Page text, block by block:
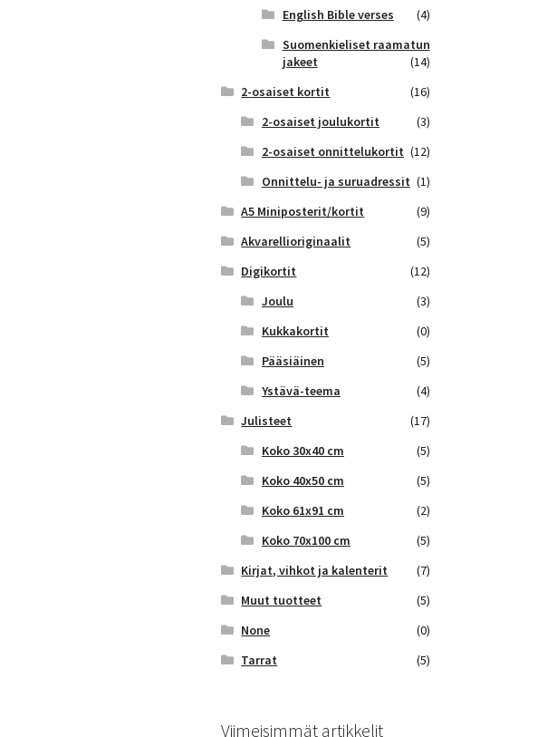
English Bible verses
(4)
Suomenkieliset raamatun
jakeet
(14)
2-osaiset kortit
(16)
2-osaiset joulukortit
(3)
2-osaiset onnittelukortit (12)
Onnittelu- ja suruadressit (1)
A5 Miniposterit/kortit
(9)
Akvarellioriginaalit
(5)
Digikortit
(12)
Joulu
(3)
Kukkakortit
(0)
Pääsiäinen
(5)
Ystävä-teema
(4)
Julisteet
(17)
Koko 30x40 cm
(5)
Koko 40x50 cm
(5)
Koko 61x91 cm
(2)
Koko 70x100 cm
(5)
Kirjat, vihkot ja kalenterit
(7)
Muut tuotteet
(5)
None
(0)
Tarrat
(5)
Viimeisimmät artikkelit